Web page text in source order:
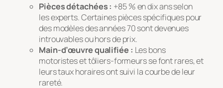
Pièces détachées : +85 % en dix ans selon
les experts. Certaines pièces spécifiques pour
des modèles des années 70 sont devenues
introuvables ou hors de prix.
Main-d’œuvre qualifiée : Les bons
motoristes et tôliers-formeurs se font rares, et
leurs taux horaires ont suivi la courbe de leur
rareté.